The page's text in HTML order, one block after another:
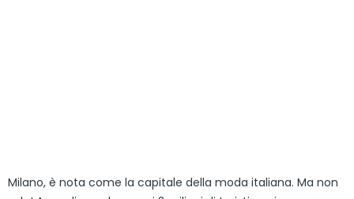
Milano, è nota come la capitale della moda italiana. Ma non